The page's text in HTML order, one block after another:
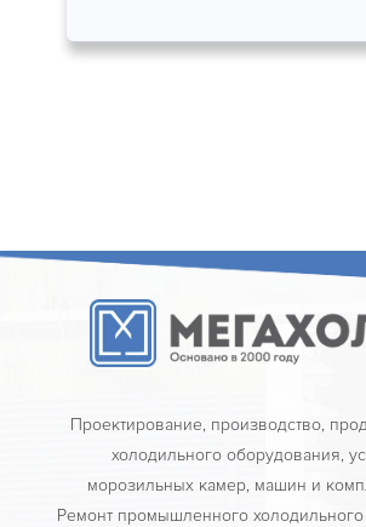
Проектирование, производство,
холодильного оборудования,
морозильных камер, машин и
Ремонт промышленного